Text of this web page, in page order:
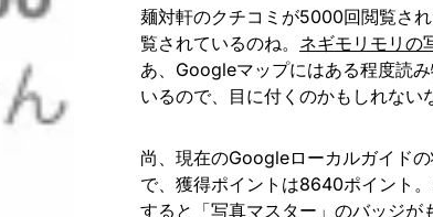
麺対軒のクチコミが5000回閲覧さ
覧されているのね。 ネギモリモリの
あ、Googleマップにはある程度読
いるので、目に付くのかもしれない
尚、現在のGoogleローカルガイド
で、獲得ポイントは8640ポイント
すると「写真マスター」のバッジが